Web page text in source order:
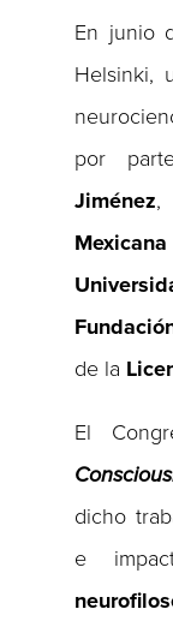
En junio
Helsinki,
por
Jiménez,
de la
El
dicho
e